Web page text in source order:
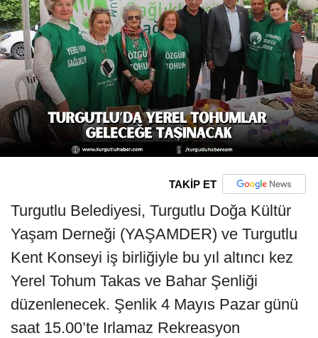
TAKİP ET
Turgutlu Belediyesi, Turgutlu Doğa Kültür
Yaşam Derneği (YAŞAMDER) ve Turgutlu
Kent Konseyi iş birliğiyle bu yıl altıncı kez
Yerel Tohum Takas ve Bahar Şenliği
düzenlenecek. Şenlik 4 Mayıs Pazar günü
saat 15.00’te Irlamaz Rekreasyon